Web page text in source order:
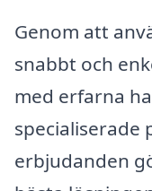
Genom att
snabbt och
med erfarna
specialiserade
erbjudanden